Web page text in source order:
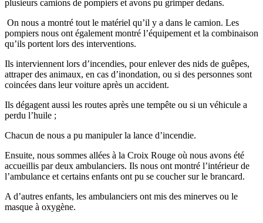
plusieurs camions de pompiers et avons pu grimper dedans.
On nous a montré tout le matériel qu’il y a dans le camion. Les
pompiers nous ont également montré l’équipement et la combinaison
qu’ils portent lors des interventions.
Ils interviennent lors d’incendies, pour enlever des nids de guêpes,
attraper des animaux, en cas d’inondation, ou si des personnes sont
coincées dans leur voiture après un accident.
Ils dégagent aussi les routes après une tempête ou si un véhicule a
perdu l’huile ;
Chacun de nous a pu manipuler la lance d’incendie.
Ensuite, nous sommes allées à la Croix Rouge où nous avons été
accueillis par deux ambulanciers. Ils nous ont montré l’intérieur de
l’ambulance et certains enfants ont pu se coucher sur le brancard.
A d’autres enfants, les ambulanciers ont mis des minerves ou le
masque à oxygène.